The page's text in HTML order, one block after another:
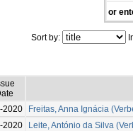
or
Sort by:
2020
Freitas, Anna Ignácia
2020
Leite, António da Silva